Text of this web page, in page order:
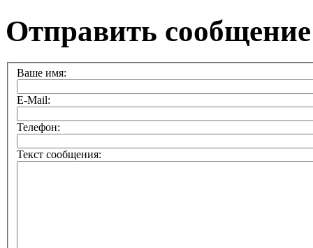
Отправить сообщение
Ваше имя:
E-Mail:
Телефон:
Текст сообщения: